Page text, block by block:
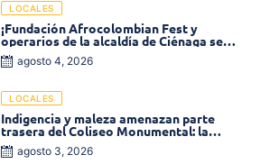
LOCALES
¡Fundación Afrocolombian Fest y
operarios de la alcaldía de Ciénaga se
ponen la 10! Realizan limpieza de la
parte posterior del Coliseo
agosto 4, 2026
LOCALES
Indigencia y maleza amenazan parte
trasera del Coliseo Monumental: la
comunidad exige acción inmediata!
agosto 3, 2026